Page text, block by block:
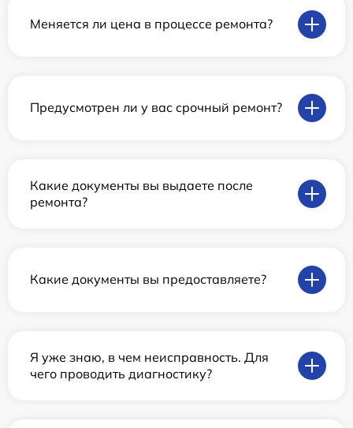
Меняется ли цена в процессе ремонта?
Предусмотрен ли у вас срочный ремонт?
Какие документы вы выдаете после
ремонта?
Какие документы вы предоставляете?
Я уже знаю, в чем неисправность. Для
чего проводить диагностику?